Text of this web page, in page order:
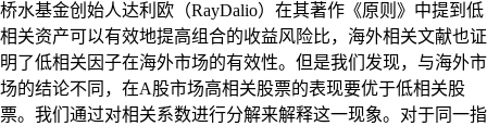
桥水基金创始人达利欧（RayDalio）在其著作《原则》中提到低
相关资产可以有效地提高组合的收益风险比，海外相关文献也证
明了低相关因子在海外市场的有效性。但是我们发现，与海外市
场的结论不同，在A股市场高相关股票的表现要优于低相关股
票。我们通过对相关系数进行分解来解释这一现象。对于同一指